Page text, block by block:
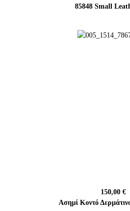
85848 Small
150,00 €
Ασημί Κοντό